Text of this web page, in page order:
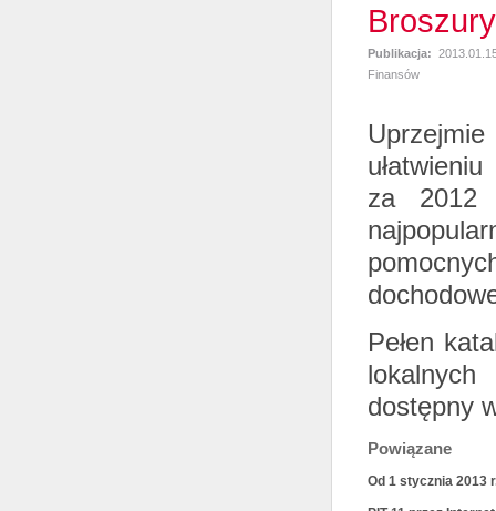
Publikacja:
Finansów
za 2012
Pełen
dostępny
Powiązane
Od 1 stycznia 2013